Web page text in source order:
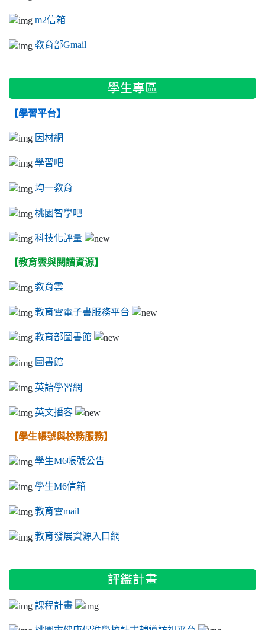
m2信箱
教育部Gmail
學生專區
【學習平台】
因材網
學習吧
均一教育
桃園智學吧
科技化評量
【教育雲與閱讀資源】
教育雲
教育雲電子書服務平台
教育部圖書館
圖書館
英語學習網
英文播客
【學生帳號與校務服務】
學生M6帳號公告
學生M6信箱
教育雲mail
教育發展資源入口網
評鑑計畫
課程計畫